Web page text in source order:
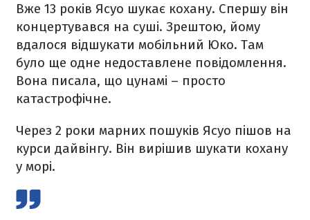
Вже 13 років Ясуо шукає кохану. Спершу він
концертувався на суші. Зрештою, йому
вдалося відшукати мобільний Юко. Там
було ще одне недоставлене повідомлення.
Вона писала, що цунамі – просто
катастрофічне.
Через 2 роки марних пошуків Ясуо пішов на
курси дайвінгу. Він вирішив шукати кохану
у морі.